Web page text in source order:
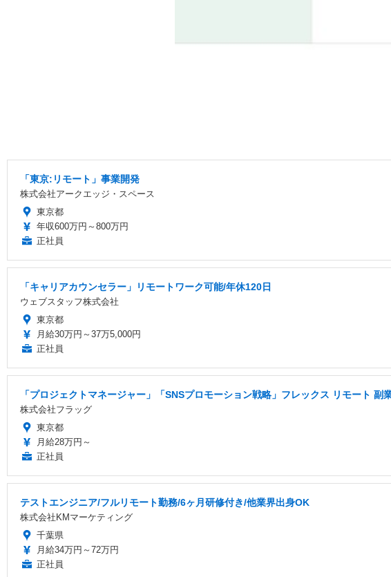
「東京:リモート」事業開発
株式会社アークエッジ・スペース
東京都
年収600万円～800万円
正社員
「キャリアカウンセラー」リモートワーク可能/年休120日
ウェブスタッフ株式会社
東京都
月給30万円～37万5,000円
正社員
「プロジェクトマネージャー」「SNSプロモーション戦略」フレックス リモート 副
株式会社フラッグ
東京都
月給28万円～
正社員
テストエンジニア/フルリモート勤務/6ヶ月研修付き/他業界出身OK
株式会社KMマーケティング
千葉県
月給34万円～72万円
正社員